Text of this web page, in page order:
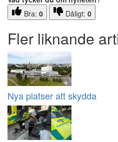
Bra: 0 Dåligt: 0
Fler liknande
Nya platser att skydda